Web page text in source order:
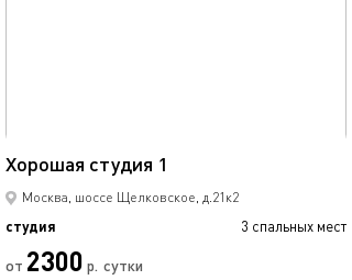
Хорошая студия 1
Москва, шоссе Щелковское, д.21к2
студия 3 спальных мест
от 2300 р. сутки